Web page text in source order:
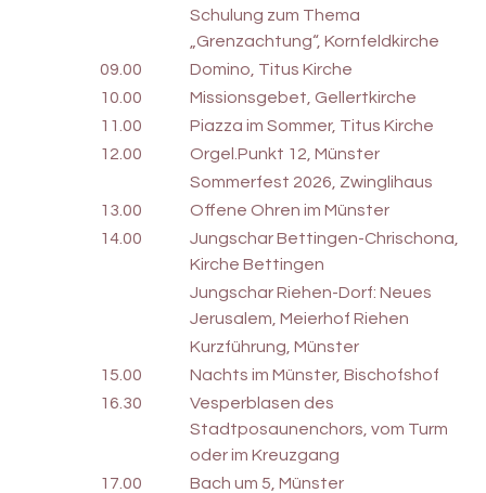
Schulung zum Thema
„Grenzachtung“, Kornfeldkirche
09.00
Domino, Titus Kirche
10.00
Missionsgebet, Gellertkirche
11.00
Piazza im Sommer, Titus Kirche
12.00
Orgel.Punkt 12, Münster
Sommerfest 2026, Zwinglihaus
13.00
Offene Ohren im Münster
14.00
Jungschar Bettingen-Chrischona,
Kirche Bettingen
Jungschar Riehen-Dorf: Neues
Jerusalem, Meierhof Riehen
Kurzführung, Münster
15.00
Nachts im Münster, Bischofshof
16.30
Vesperblasen des
Stadtposaunenchors, vom Turm
oder im Kreuzgang
17.00
Bach um 5, Münster